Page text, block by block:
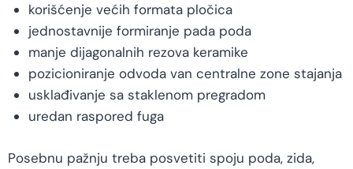
korišćenje većih formata pločica
jednostavnije formiranje pada poda
manje dijagonalnih rezova keramike
pozicioniranje odvoda van centralne zone stajanja
usklađivanje sa staklenom pregradom
uredan raspored fuga
Posebnu pažnju treba posvetiti spoju poda, zida,